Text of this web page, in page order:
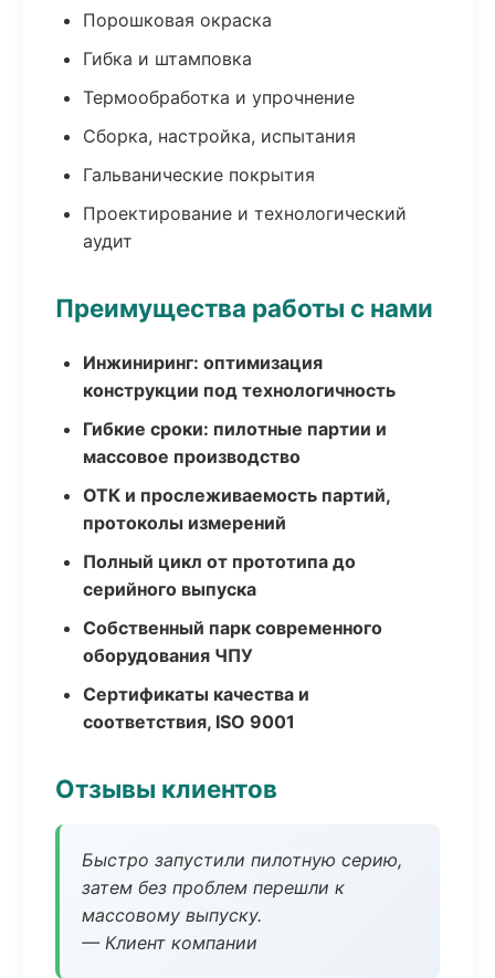
Порошковая окраска
Гибка и штамповка
Термообработка и упрочнение
Сборка, настройка, испытания
Гальванические покрытия
Проектирование и технологический
аудит
Преимущества работы с нами
Инжиниринг: оптимизация
конструкции под технологичность
Гибкие сроки: пилотные партии и
массовое производство
ОТК и прослеживаемость партий,
протоколы измерений
Полный цикл от прототипа до
серийного выпуска
Собственный парк современного
оборудования ЧПУ
Сертификаты качества и
соответствия, ISO 9001
Отзывы клиентов
Быстро запустили пилотную серию,
затем без проблем перешли к
массовому выпуску.
— Клиент компании